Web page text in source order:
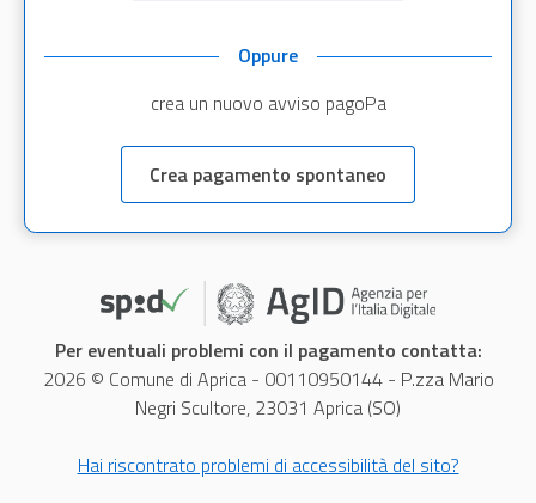
Oppure
crea un nuovo avviso pagoPa
Crea pagamento spontaneo
Per eventuali problemi con il pagamento contatta:
2026 © Comune di Aprica - 00110950144 - P.zza Mario
Negri Scultore, 23031 Aprica (SO)
Hai riscontrato problemi di accessibilità del sito?